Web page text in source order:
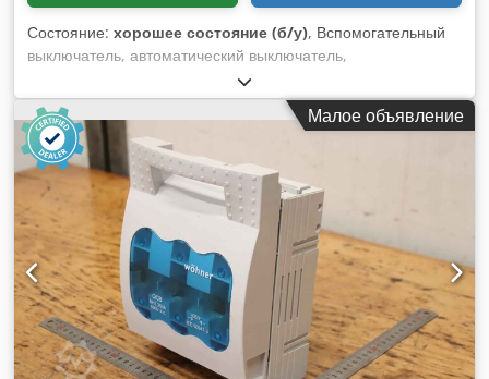
Состояние: хорошее состояние (б/у), Вспомогательный
выключатель, автоматический выключатель,
предохранитель, линейный выключатель, автоматический
выключатель, выключатель-разъединитель, клеммная
пластина -вёнер: Выключатель-разъединитель QCB NH00
160A -Цена: за штуку -номер: 2 шт. -Размеры: 200/110/80
мм -Масса: 1,2 кг/шт. Dedpfx Asffwn Reclokr
Малое объявление